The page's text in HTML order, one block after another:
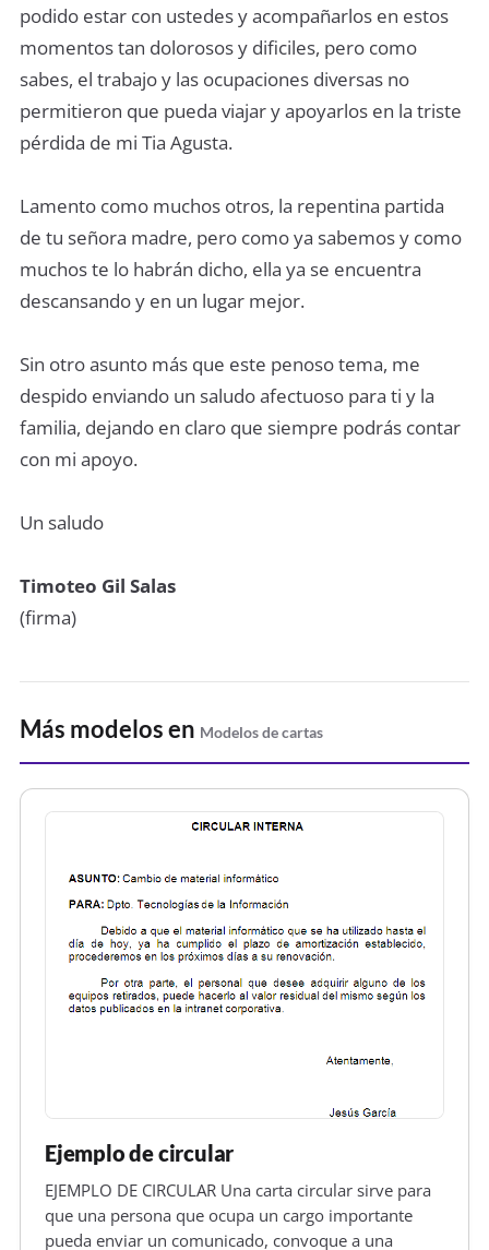
podido estar con ustedes y acompañarlos en estos
momentos tan dolorosos y dificiles, pero como
sabes, el trabajo y las ocupaciones diversas no
permitieron que pueda viajar y apoyarlos en la triste
pérdida de mi Tia Agusta.
Lamento como muchos otros, la repentina partida
de tu señora madre, pero como ya sabemos y como
muchos te lo habrán dicho, ella ya se encuentra
descansando y en un lugar mejor.
Sin otro asunto más que este penoso tema, me
despido enviando un saludo afectuoso para ti y la
familia, dejando en claro que siempre podrás contar
con mi apoyo.
Un saludo
Timoteo Gil Salas
(firma)
Más modelos en Modelos de cartas
Ejemplo de circular
EJEMPLO DE CIRCULAR Una carta circular sirve para
que una persona que ocupa un cargo importante
pueda enviar un comunicado, convoque a una